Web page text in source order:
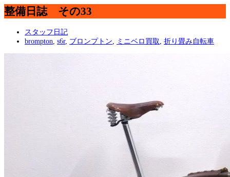
整備日誌 その33
スタッフ日記
brompton s6r, ブロンプトン ミニベロ買取 折り畳み自転車